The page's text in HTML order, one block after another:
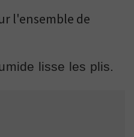
l'ensemble de
lisse les plis.